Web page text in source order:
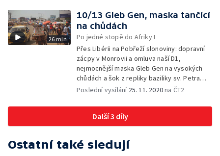
26 min
10/13 Gleb Gen, maska tančící
na chůdách
Po jedné stopě do Afriky I
Přes Libérii na Pobřeží slonoviny: dopravní
zácpy v Monrovii a omluva naší D1,
nejmocnější maska Gleb Gen na vysokých
chůdách a šok z repliky baziliky sv. Petra
na Pobřeží slonoviny
Poslední vysílání 25. 11. 2020na ČT2
Další 3 díly
Ostatní také sledují